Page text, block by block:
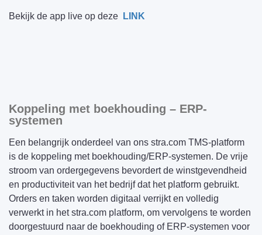
Bekijk de app live op deze LINK
Koppeling met boekhouding – ERP-
systemen
Een belangrijk onderdeel van ons stra.com TMS-platform
is de koppeling met boekhouding/ERP-systemen. De vrije
stroom van ordergegevens bevordert de winstgevendheid
en productiviteit van het bedrijf dat het platform gebruikt.
Orders en taken worden digitaal verrijkt en volledig
verwerkt in het stra.com platform, om vervolgens te worden
doorgestuurd naar de boekhouding of ERP-systemen voor